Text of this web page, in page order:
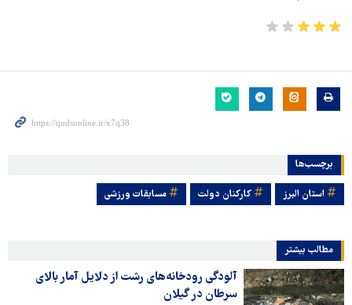
برچسب‌ها
استان البرز کارکنان دولت مسابقات ورزشی
مطالب بیشتر
آلودگی رودخانه‌های رشت از دلایل آمار بالای
سرطان در گیلان